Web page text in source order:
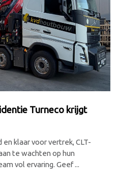
Turneco krijgt
klaar voor vertrek, CLT-
te wachten op hun
vol ervaring. Geef ...